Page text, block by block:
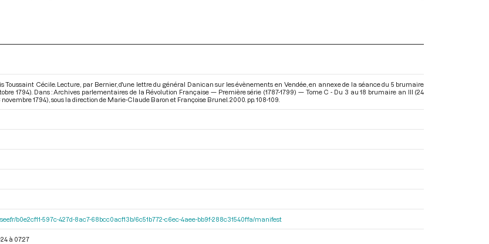
Toussaint Cécile. Lecture, par Bernier, d'une lettre du général Danican sur les évènements en Vendée, en annexe de la séance du 5 brumaire
1794). Dans : Archives parlementaires de la Révolution Française — Première série (1787-1799) — Tome C - Du 3 au 18 brumaire an III (24
novembre 1794) , sous la direction de Marie-Claude Baron et Françoise Brunel. 2000. pp. 108-109.
b0e2cf11-597c-427d-8ac7-68bcc0acf13b/6c51b772-c6ec-4aee-bb9f-288c31540ffa/manifest
à 07:27